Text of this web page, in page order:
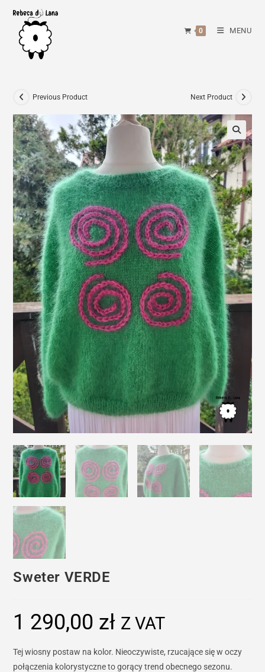
content
0 MENU
Previous Product Next Product
Sweter VERDE
1 290,00 zł Z VAT
Tej wiosny postaw na kolor. Nieoczywiste, rzucające się w oczy
połączenia kolorystyczne to gorący trend obecnego sezonu.